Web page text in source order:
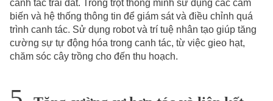
canh tác trái đất. Trồng trọt thông minh sử dụng các cảm
biến và hệ thống thông tin để giám sát và điều chỉnh quá
trình canh tác. Sử dụng robot và trí tuệ nhân tạo giúp tăng
cường sự tự động hóa trong canh tác, từ việc gieo hạt,
chăm sóc cây trồng cho đến thu hoạch.